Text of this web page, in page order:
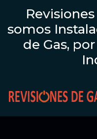
somos
de Gas,